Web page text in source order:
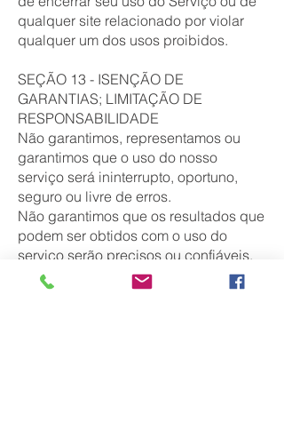
qualquer site relacionado por violar
qualquer um dos usos proibidos.
SEÇÃO 13 - ISENÇÃO DE
GARANTIAS; LIMITAÇÃO DE
RESPONSABILIDADE
Não garantimos, representamos ou
garantimos que o uso do nosso
serviço será ininterrupto, oportuno,
seguro ou livre de erros.
Não garantimos que os resultados que
podem ser obtidos com o uso do
serviço serão precisos ou confiáveis.
Você concorda que, de tempos em
tempos, podemos remover o serviço